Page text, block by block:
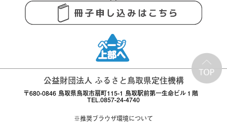
公益財団法人 ふるさと鳥取県定住機構
〒680-0846 鳥取県鳥取市扇町115-1 鳥取駅前第一生命ビル１階
TEL.0857-24-4740
※推奨ブラウザ環境について